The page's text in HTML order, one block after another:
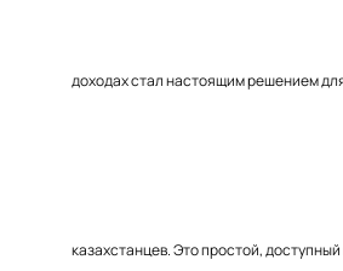
доходах стал настоящим решением
казахстанцев. Это простой,